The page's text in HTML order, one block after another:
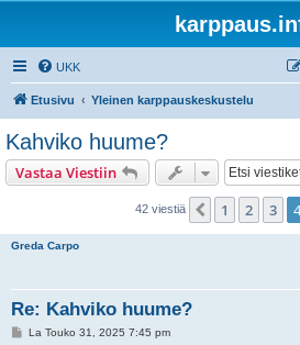
UKK
Etusivu Yleinen karppauskeskustelu
Kahviko huume?
Vastaa Viestiin
42 viestiä Edellinen
1 2 3 4
Greda Carpo
Re: Kahviko huume?
VLa Touko 31, 2025 7:45 pm